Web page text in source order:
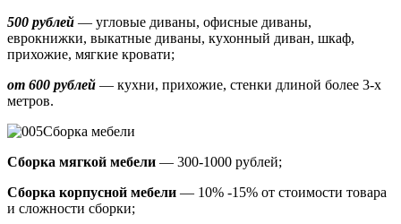
500 рублей — угловые диваны, офисные диваны,
еврокнижки, выкатные диваны, кухонный диван, шкаф,
прихожие, мягкие кровати;
от 600 рублей — кухни, прихожие, стенки длиной более 3-х
метров.
Сборка мебели
Сборка мягкой мебели — 300-1000 рублей;
Сборка корпусной мебели — 10% -15% от стоимости товара
и сложности сборки;